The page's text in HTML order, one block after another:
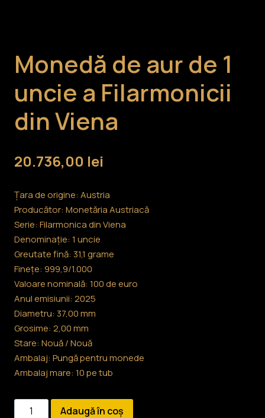
Monedă de aur de 1
uncie a Filarmonicii
din Viena
20.736,00 lei
Țara de origine: Austria
Producător: Monetăria Austriacă
Serie: Filarmonica din Viena
Denominație: 1 uncie
Greutate fină: 31,1 grame
Finețe: 999,9/1.000
Valoare nominală: 100 de euro
Anul emisiunii: 2025
Diametru: 37,00 mm
Grosime: 2,00 mm
Stare: Nouă / Nouă
Ambalaj: Pungă pentru monede
Ambalaj mare: 10 pe tub
Cantitate
Adaugă în coș